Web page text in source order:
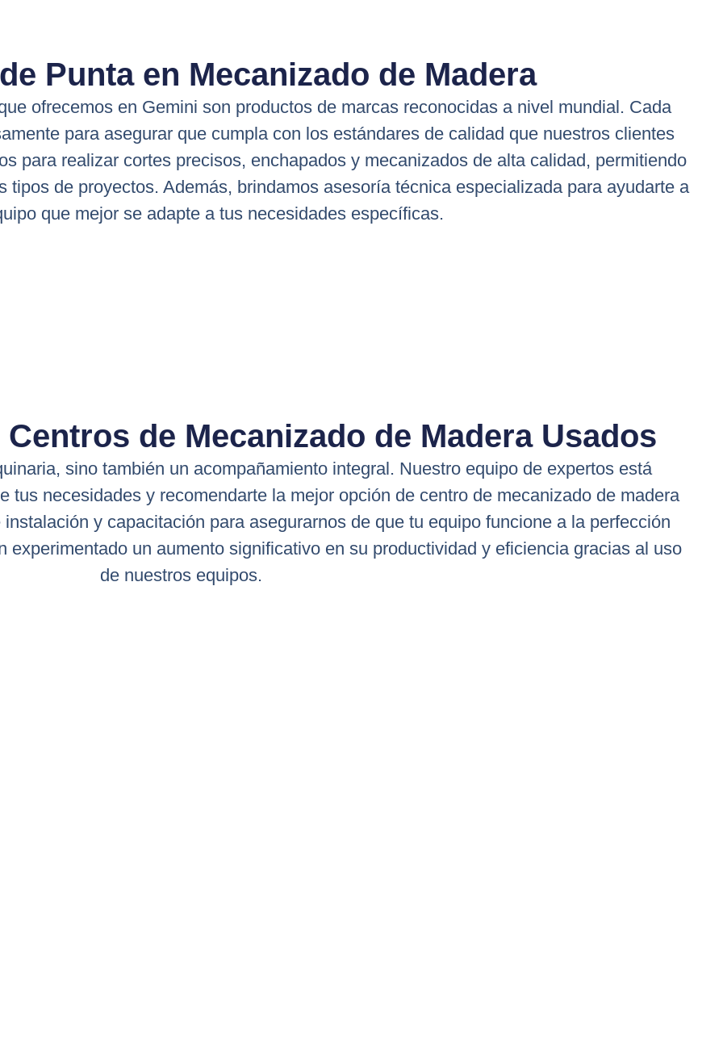
Punta en Mecanizado de Madera​
ofrecemos en Gemini son productos de marcas reconocidas a nivel mundial. Cada
para asegurar que cumpla con los estándares de calidad que nuestros clientes
para realizar cortes precisos, enchapados y mecanizados de alta calidad, permitiendo
tipos de proyectos. Además, brindamos asesoría técnica especializada para ayudarte a
que mejor se adapte a tus necesidades específicas.
de Mecanizado de Madera Usados
sino también un acompañamiento integral. Nuestro equipo de expertos está
tus necesidades y recomendarte la mejor opción de centro de mecanizado de madera
y capacitación para asegurarnos de que tu equipo funcione a la perfección
experimentado un aumento significativo en su productividad y eficiencia gracias al uso
de nuestros equipos.